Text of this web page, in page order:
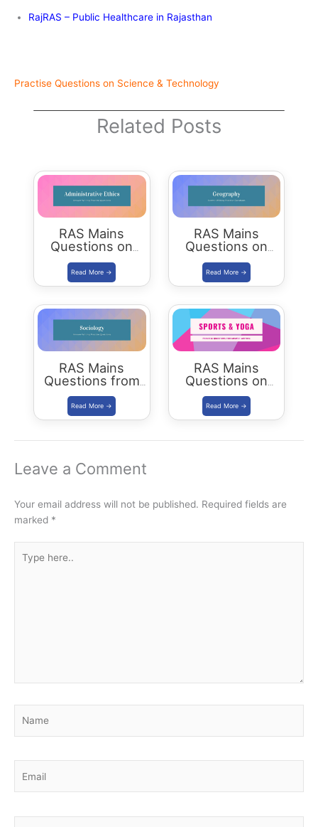
RajRAS – Public Healthcare in Rajasthan
Practise Questions on Science & Technology
Related Posts
RAS Mains
Questions on
Administrative
Ethics
RAS Mains
Questions on
Geography
RAS Mains
Questions from
Sociology
RAS Mains
Questions on
Sports Yoga
Leave a Comment
Your email address will not be published. Required fields are
marked *
here..